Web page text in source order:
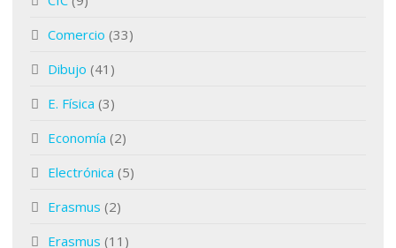
Comercio (33)
Dibujo (41)
E. Física (3)
Economía (2)
Electrónica (5)
Erasmus (2)
Erasmus (11)